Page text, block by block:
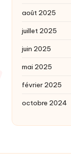
août 2025
juillet 2025
juin 2025
mai 2025
février 2025
octobre 2024